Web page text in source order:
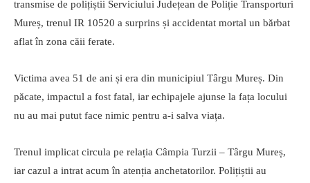
transmise de polițiștii Serviciului Județean de Poliție Transporturi
Mureș, trenul IR 10520 a surprins și accidentat mortal un bărbat
aflat în zona căii ferate.
Victima avea 51 de ani și era din municipiul Târgu Mureș. Din
păcate, impactul a fost fatal, iar echipajele ajunse la fața locului
nu au mai putut face nimic pentru a-i salva viața.
Trenul implicat circula pe relația Câmpia Turzii – Târgu Mureș,
iar cazul a intrat acum în atenția anchetatorilor. Polițiștii au